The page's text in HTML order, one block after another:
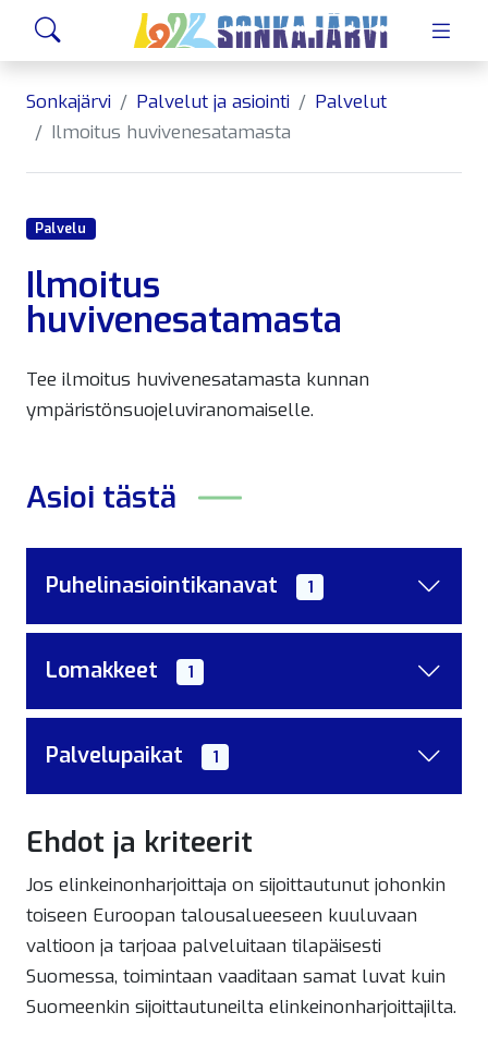
Siirry sivusisältöön
Sonkajärvi Palvelut ja asiointi
Palvelut
Ilmoitus huvivenesatamasta
Palvelu
Ilmoitus
huvivenesatamasta
Tee ilmoitus huvivenesatamasta kunnan
ympäristönsuojeluviranomaiselle.
Asioi tästä
Puhelinasiointikanavat 1
Lomakkeet 1
Palvelupaikat 1
Ehdot ja kriteerit
Jos elinkeinonharjoittaja on sijoittautunut johonkin
toiseen Euroopan talousalueeseen kuuluvaan
valtioon ja tarjoaa palveluitaan tilapäisesti
Suomessa, toimintaan vaaditaan samat luvat kuin
Suomeenkin sijoittautuneilta elinkeinonharjoittajilta.